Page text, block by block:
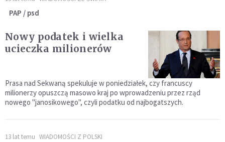
PAP / psd
Nowy podatek i wielka
ucieczka milionerów
Prasa nad Sekwaną spekuluje w poniedziałek, czy francuscy
milionerzy opuszczą masowo kraj po wprowadzeniu przez rząd
nowego "janosikowego", czyli podatku od najbogatszych.
13 lat temu WIADOMOŚCI Z POLSKI